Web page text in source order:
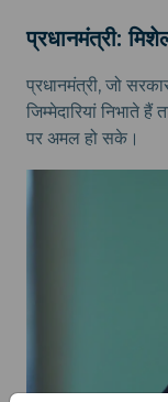
प्रधानमंत्री:
प्रधानमंत्री, जो
जिम्मेदारियां निभाते हैं
पर अमल हो सके।